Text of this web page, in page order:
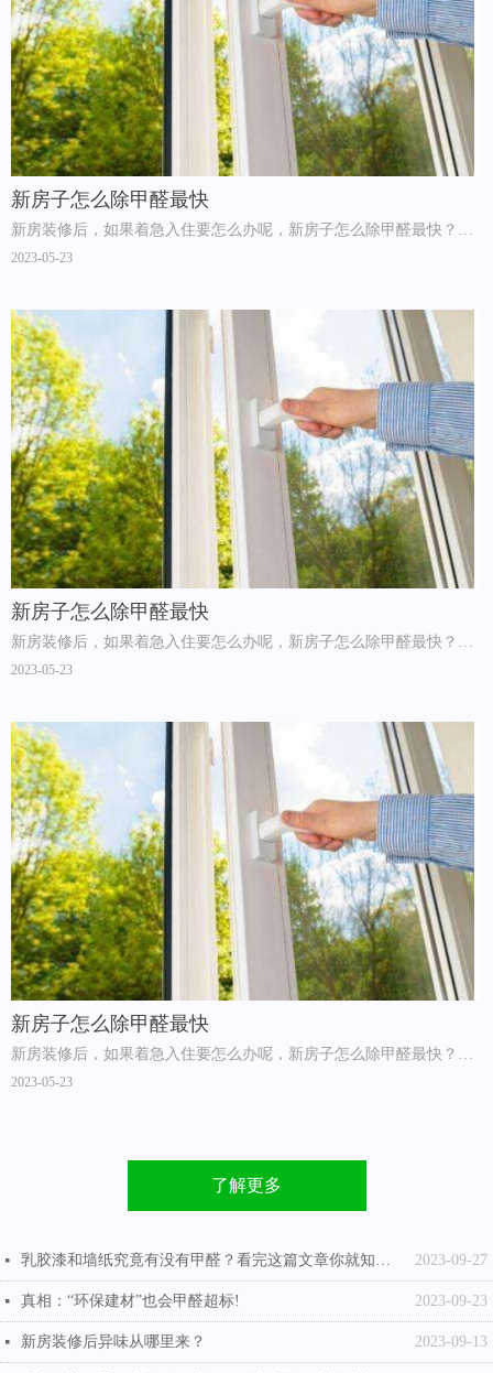
新房子怎么除甲醛最快
新房装修后，如果着急入住要怎么办呢，新房子怎么除甲醛最快？如
果单靠开窗户门来散味的话那是不能快速将甲醛等有害物质消除的。
2023-05-23
新房子怎么除甲醛最快
新房装修后，如果着急入住要怎么办呢，新房子怎么除甲醛最快？如
果单靠开窗户门来散味的话那是不能快速将甲醛等有害物质消除的。
2023-05-23
新房子怎么除甲醛最快
新房装修后，如果着急入住要怎么办呢，新房子怎么除甲醛最快？如
果单靠开窗户门来散味的话那是不能快速将甲醛等有害物质消除的。
2023-05-23
了解更多
2023-09-27
넷 乳胶漆和墙纸究竟有没有甲醛？看完这篇文章你就知道答案了！
2023-09-23
넷 真相：“环保建材”也会甲醛超标!
2023-09-13
넷 新房装修后异味从哪里来？